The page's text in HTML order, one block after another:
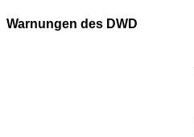
Warnungen des DWD